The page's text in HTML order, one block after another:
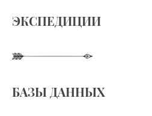
ЭКСПЕДИЦИИ
БАЗЫ ДАННЫХ